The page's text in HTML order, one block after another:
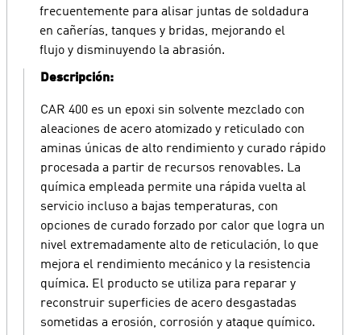
frecuentemente para alisar juntas de soldadura
en cañerías, tanques y bridas, mejorando el
flujo y disminuyendo la abrasión.
Descripción:
CAR 400 es un epoxi sin solvente mezclado con
aleaciones de acero atomizado y reticulado con
aminas únicas de alto rendimiento y curado rápido
procesada a partir de recursos renovables. La
química empleada permite una rápida vuelta al
servicio incluso a bajas temperaturas, con
opciones de curado forzado por calor que logra un
nivel extremadamente alto de reticulación, lo que
mejora el rendimiento mecánico y la resistencia
química. El producto se utiliza para reparar y
reconstruir superficies de acero desgastadas
sometidas a erosión, corrosión y ataque químico.